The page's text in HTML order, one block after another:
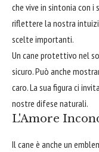
che vive in sintonia con i
riflettere la nostra
scelte importanti.
Un cane protettivo nel
sicuro. Può anche
caro. La sua figura ci
nostre difese naturali.
L'Amore
Il cane è anche un